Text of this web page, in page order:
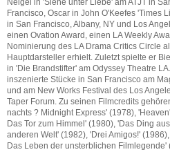
Neigel in 'Siehe unter Liebe' am ATJT in
Francisco, Oscar in John O'Keefes 'Times
in San Francisco, Albany, NY und Los
einen Ovation Award, einen LA Weekly
Nominierung des LA Drama Critics Circle
Hauptdarsteller erhielt. Zuletzt spielte er
in 'Die Brandstifter' am Odyssey Theatre
inszenierte Stücke in San Francisco am
und am New Works Festival des Los
Taper Forum. Zu seinen Filmcredits
nachts ? Midnight Express' (1978),
Das Tor zum Himmel' (1980), 'Das Ding
anderen Welt' (1982), 'Drei Amigos!'
Das Leben der unsterblichen Filmlegende'